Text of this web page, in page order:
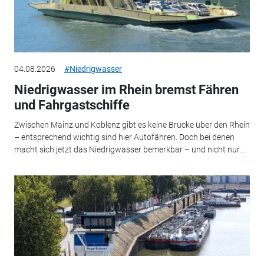
04.08.2026 #Niedrigwasser
Niedrigwasser im Rhein bremst Fähren
und Fahrgastschiffe
Zwischen Mainz und Koblenz gibt es keine Brücke über den Rhein
– entsprechend wichtig sind hier Autofähren. Doch bei denen
macht sich jetzt das Niedrigwasser bemerkbar – und nicht nur...